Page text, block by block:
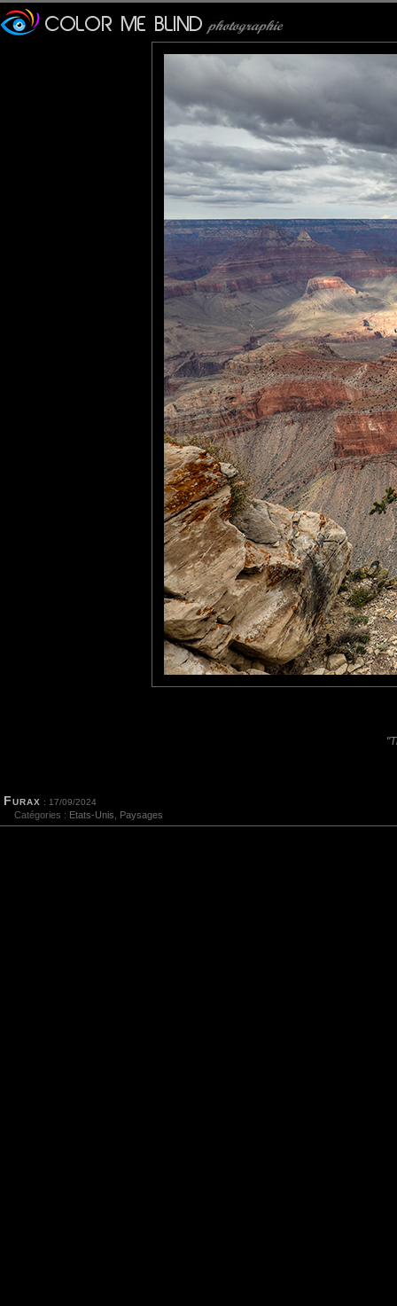
Furax : 17/09/2024
Catégories : Etats-Unis Paysages
Photo du fameux Grand
Le Grand Canyon est
l'État de l'Arizona.
Les dimensions du
anglais, grand ne
grandiose et superbe).
Il s'étend sur environ
350 km sont situés dans
Sa profondeur moyenne
600 mètres. Sa largeur
Laisser un commentaire
Nom
E-mail
Site